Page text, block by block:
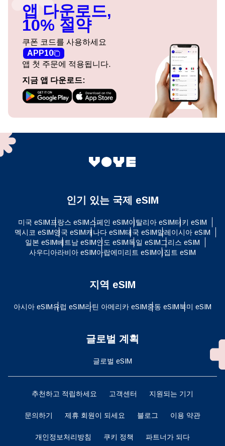
앱 다운로드,
10% 절약
쿠폰 코드를 사용하세요
APP10
앱 첫 주문에 적용됩니다.
지금 앱 다운로드:
인기 있는 국제 eSIM
미국 eSIM프랑스 eSIM스페인 eSIM이탈리아 eSIM터키 eSIM
멕시코 eSIM영국 eSIM캐나다 eSIM태국 eSIM말레이시아 eSIM
일본 eSIM베트남 eSIM인도 eSIM독일 eSIM그리스 eSIM
사우디아라비아 eSIM아랍에미리트 eSIM이집트 eSIM
지역 eSIM
아시아 eSIM유럽 ​​eSIM라틴 아메리카 eSIM중동 eSIM북미 eSIM
글로벌 계획
글로벌 eSIM
추천하고 적립하세요 고객센터 지원되는 기기
문의하기 제휴 회원이 되세요 블로그 이용 약관
개인정보처리방침 쿠키 정책 파트너가 되다